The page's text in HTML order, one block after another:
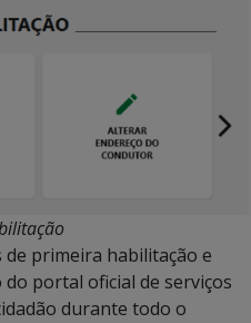
primeira habilitação e
portal oficial de serviços
durante todo o